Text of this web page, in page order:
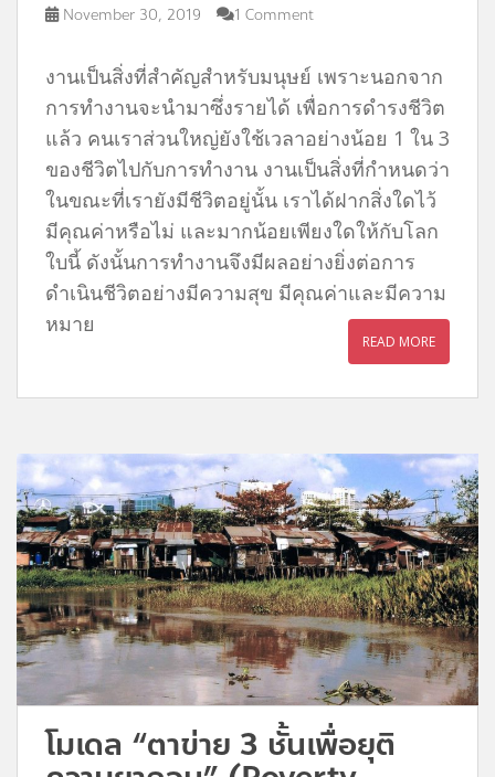
November 30, 2019 1 Comment
งานเป็นสิ่งที่สำคัญสำหรับมนุษย์ เพราะนอกจาก
การทำงานจะนำมาซึ่งรายได้ เพื่อการดำรงชีวิต
แล้ว คนเราส่วนใหญ่ยังใช้เวลาอย่างน้อย 1 ใน 3
ของชีวิตไปกับการทำงาน งานเป็นสิ่งที่กำหนดว่า
ในขณะที่เรายังมีชีวิตอยู่นั้น เราได้ฝากสิ่งใดไว้
มีคุณค่าหรือไม่ และมากน้อยเพียงใดให้กับโลก
ใบนี้ ดังนั้นการทำงานจึงมีผลอย่างยิ่งต่อการ
ดำเนินชีวิตอย่างมีความสุข มีคุณค่าและมีความ
หมาย
READ MORE
โมเดล “ตาข่าย 3 ชั้นเพื่อยุติ